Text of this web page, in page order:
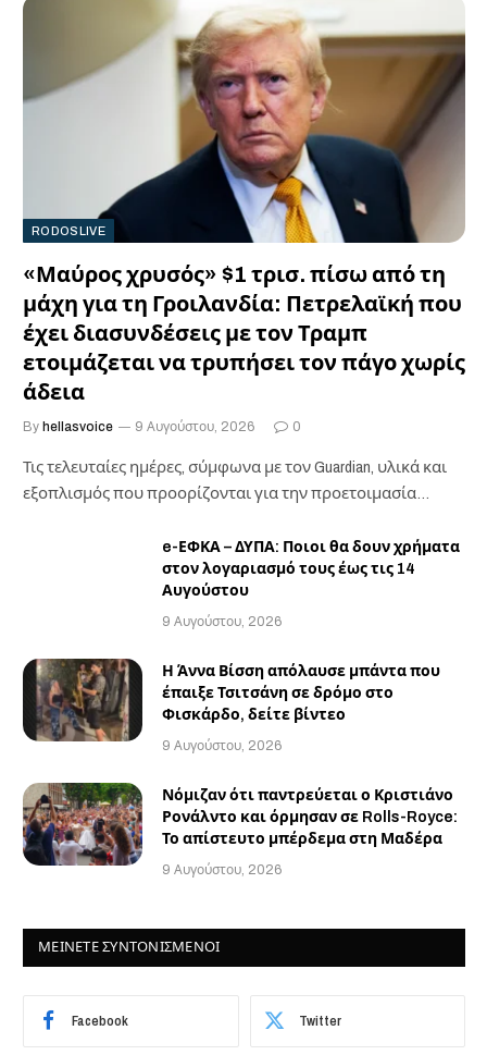
RODOSLIVE
«Μαύρος χρυσός» $1 τρισ. πίσω από τη
μάχη για τη Γροιλανδία: Πετρελαϊκή που
έχει διασυνδέσεις με τον Τραμπ
ετοιμάζεται να τρυπήσει τον πάγο χωρίς
άδεια
By hellasvoice 9 Αυγούστου, 2026 0
Τις τελευταίες ημέρες, σύμφωνα με τον Guardian, υλικά και
εξοπλισμός που προορίζονται για την προετοιμασία…
e-ΕΦΚΑ – ΔΥΠΑ: Ποιοι θα δουν χρήματα
στον λογαριασμό τους έως τις 14
Αυγούστου
9 Αυγούστου, 2026
Η Άννα Βίσση απόλαυσε μπάντα που
έπαιξε Τσιτσάνη σε δρόμο στο
Φισκάρδο, δείτε βίντεο
9 Αυγούστου, 2026
Νόμιζαν ότι παντρεύεται ο Κριστιάνο
Ρονάλντο και όρμησαν σε Rolls-Royce:
Το απίστευτο μπέρδεμα στη Μαδέρα
9 Αυγούστου, 2026
ΜΕΙΝΕΤΕ ΣΥΝΤΟΝΙΣΜΕΝΟΙ
Facebook Twitter